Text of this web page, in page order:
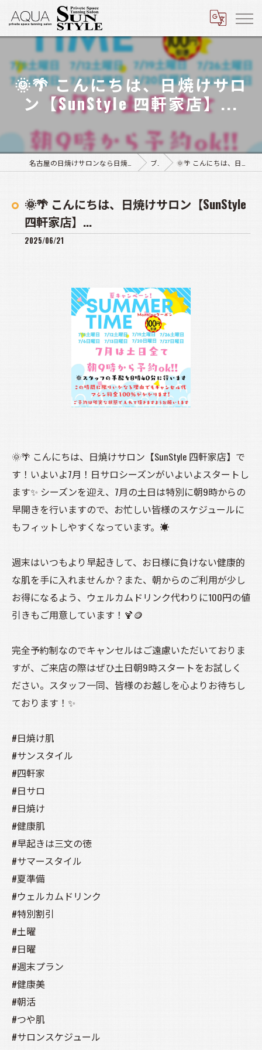
🌞🌴 こんにちは、日焼けサロ
ン【SunStyle 四軒家店】...
名古屋の日焼けサロンなら日焼けサロン アクア豊田店･サンスタイル四軒家店 ブログ 🌞🌴 こんにちは、日焼けサロン【SunStyle 四軒家店】...
🌞🌴 こんにちは、日焼けサロン【SunStyle
四軒家店】...
2025/06/21
🌞🌴 こんにちは、日焼けサロン【SunStyle 四軒家店】で
す！いよいよ7月！日サロシーズンがいよいよスタートし
ます✨ シーズンを迎え、7月の土日は特別に朝9時からの
早開きを行いますので、お忙しい皆様のスケジュールに
もフィットしやすくなっています。☀️
週末はいつもより早起きして、お日様に負けない健康的
な肌を手に入れませんか？また、朝からのご利用が少し
お得になるよう、ウェルカムドリンク代わりに100円の値
引きもご用意しています！🍹🪙
完全予約制なのでキャンセルはご遠慮いただいておりま
すが、ご来店の際はぜひ土日朝9時スタートをお試しく
ださい。スタッフ一同、皆様のお越しを心よりお待ちし
ております！✨
#日焼け肌
#サンスタイル
#四軒家
#日サロ
#日焼け
#健康肌
#早起きは三文の徳
#サマースタイル
#夏準備
#ウェルカムドリンク
#特別割引
#土曜
#日曜
#週末プラン
#健康美
#朝活
#つや肌
#サロンスケジュール